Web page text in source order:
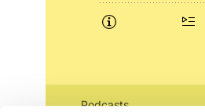
Podcasts